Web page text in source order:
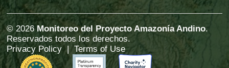
© 2026 Monitoreo del Proyecto Amazonía Andino.
Reservados todos los derechos.
Privacy Policy |Terms of Use